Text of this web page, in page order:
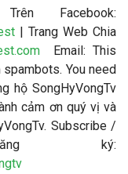
Facebook:
| Trang Web Chia
Email: This
You need
hộ SongHyVongTv
cảm ơn quý vị và
Subscribe /
ký: